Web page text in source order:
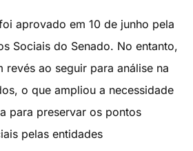
aprovado em 10 de junho pela
Sociais do Senado. No entanto,
revés ao seguir para análise na
o que ampliou a necessidade
para preservar os pontos
pelas entidades